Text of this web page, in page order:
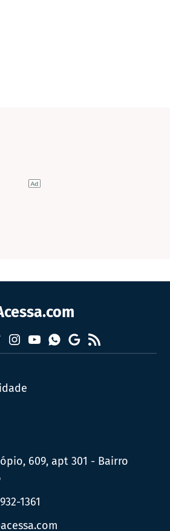
Instagram
YouTubeWhatsapp
Google
News
RSS
609, apt 301 - Bairro
1361